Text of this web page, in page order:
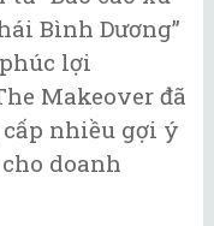
Bình Dương”
lợi
Makeover đã
nhiều gợi ý
doanh